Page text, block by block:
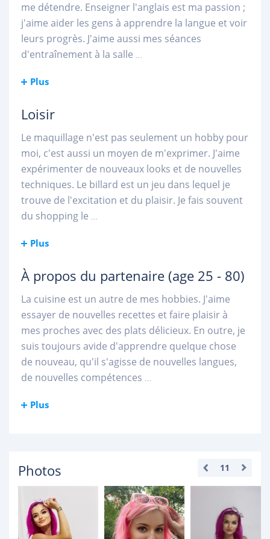
me détendre. Enseigner l'anglais est ma passion ;
j'aime aider les gens à apprendre la langue et voir
leurs progrès. J'aime aussi mes séances
d'entraînement à la salle ...
Plus
Loisir
Le maquillage n'est pas seulement un hobby pour
moi, c'est aussi un moyen de m'exprimer. J'aime
expérimenter de nouveaux looks et de nouvelles
techniques. Le billard est un jeu dans lequel je
trouve de l'excitation et du plaisir. Je fais souvent
du shopping le ...
Plus
À propos du partenaire (age 25 - 80)
La cuisine est un autre de mes hobbies. J'aime
essayer de nouvelles recettes et faire plaisir à
mes proches avec des plats délicieux. En outre, je
suis toujours avide d'apprendre quelque chose
de nouveau, qu'il s'agisse de nouvelles langues,
de nouvelles compétences ...
Plus
Photos 11